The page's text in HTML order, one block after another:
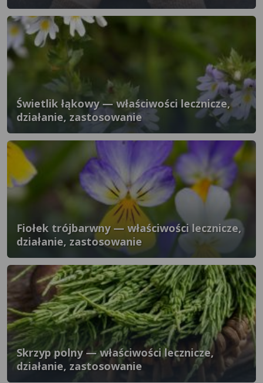
Świetlik łąkowy — właściwości lecznicze,
działanie, zastosowanie
Fiołek trójbarwny — właściwości lecznicze,
działanie, zastosowanie
Skrzyp polny — właściwości lecznicze,
działanie, zastosowanie